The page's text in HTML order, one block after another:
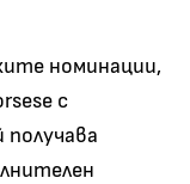
номинации,
с